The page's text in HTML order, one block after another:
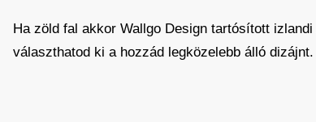
Ha zöld fal akkor Wallgo Design tartósított
választhatod ki a hozzád legközelebb álló